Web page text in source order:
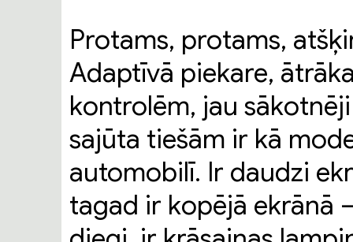
Protams, protams,
Adaptīvā piekare,
kontrolēm, jau
sajūta tiešām ir kā
automobilī. Ir daudzi
tagad ir kopējā ekrānā